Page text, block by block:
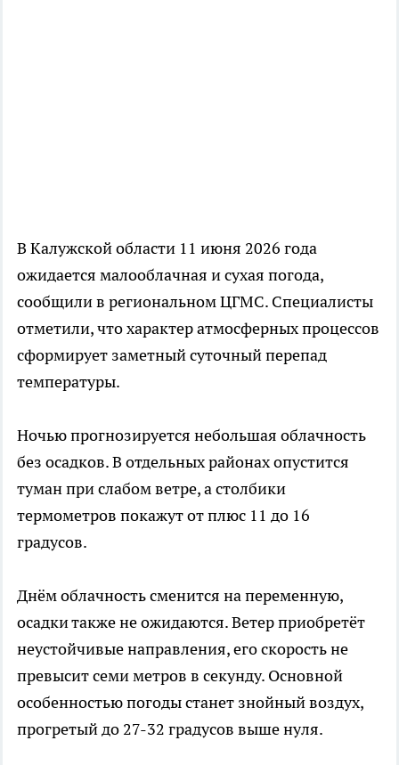
В Калужской области 11 июня 2026 года
ожидается малооблачная и сухая погода,
сообщили в региональном ЦГМС. Специалисты
отметили, что характер атмосферных процессов
сформирует заметный суточный перепад
температуры.
Ночью прогнозируется небольшая облачность
без осадков. В отдельных районах опустится
туман при слабом ветре, а столбики
термометров покажут от плюс 11 до 16
градусов.
Днём облачность сменится на переменную,
осадки также не ожидаются. Ветер приобретёт
неустойчивые направления, его скорость не
превысит семи метров в секунду. Основной
особенностью погоды станет знойный воздух,
прогретый до 27-32 градусов выше нуля.